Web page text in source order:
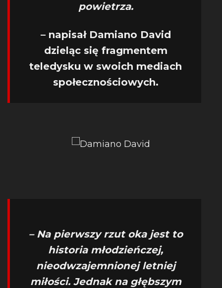
powietrza.
– napisał Damiano David
dzieląc się fragmentem
teledysku w swoich mediach
społecznościowych.
– Na pierwszy rzut oka jest to
historia młodzieńczej,
nieodwzajemnionej letniej
miłości. Jednak na głębszym